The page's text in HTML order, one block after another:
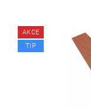
AKCE
TIP